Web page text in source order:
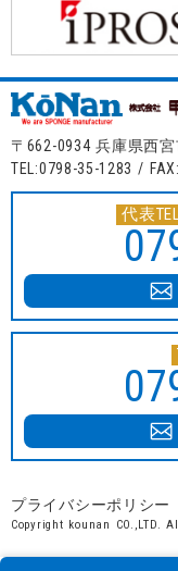
〒662-0934 兵庫県西
TEL:0798-35-1283 /
代表
プライバシーポリシー
Copyright kounan CO.,LTD.